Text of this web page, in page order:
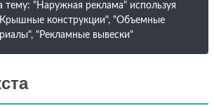
"Наружная реклама" используя
конструкции", "Объемные
"Рекламные вывески"